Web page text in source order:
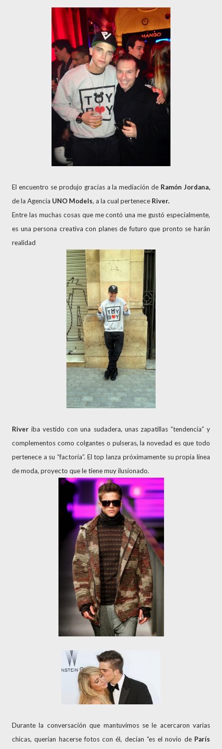
El encuentro se produjo gracias a la mediación de Ramón Jordana,
dela Agencia UNO Models, a la cual pertenece River.
Entre las muchas cosas que me contó una me gustó especialmente,
es una persona creativa con planes de futuro que pronto se harán
realidad
River iba vestido con una sudadera, unas zapatillas “tendencia” y
complementos como colgantes o pulseras, la novedad es que todo
pertenece a su “factoría”. El top lanza próximamente su propia línea
de moda, proyecto que le tiene muy ilusionado.
Durante la conversación que mantuvimos se le acercaron varias
chicas, querían hacerse fotos con él, decían “es el novio de París